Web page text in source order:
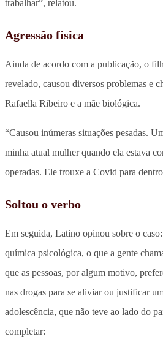
trabalhar”, relatou.
Agressão física
Ainda de acordo com a publicação, o
revelado, causou diversos problemas e
Rafaella Ribeiro e a mãe biológica.
“Causou inúmeras situações pesadas.
minha atual mulher quando ela estava
operadas. Ele trouxe a Covid para
Soltou o verbo
Em seguida, Latino opinou sobre o
química psicológica, o que a gente
que as pessoas, por algum motivo,
nas drogas para se aliviar ou justificar
adolescência, que não teve ao lado do
completar: